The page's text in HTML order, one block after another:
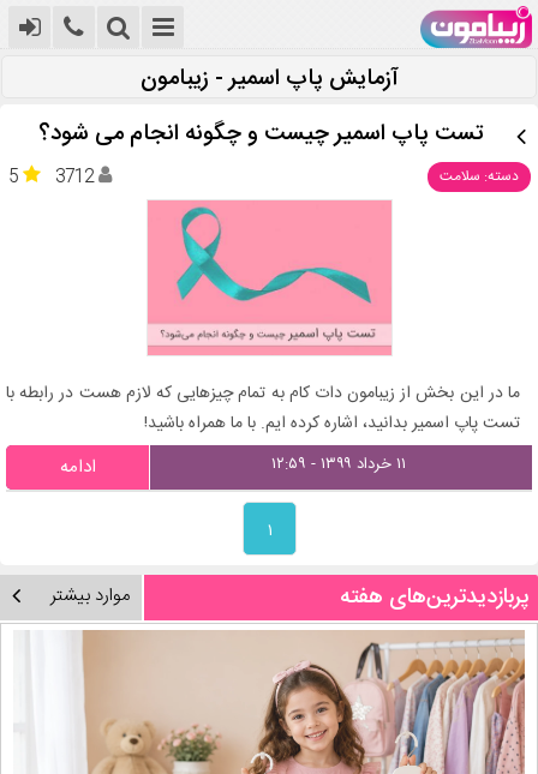
آزمایش پاپ اسمیر - زیبامون
تست پاپ اسمیر چیست و چگونه انجام می شود؟
دسته: سلامت 5 3712
ما در این بخش از زیبامون دات کام به تمام چیزهایی که لازم هست در رابطه با
تست پاپ اسمیر بدانید، اشاره کرده ایم. با ما همراه باشید!
۱۱ خرداد ۱۳۹۹ - ۱۲:۵۹ ادامه
۱
پربازدیدترین‌های هفته موارد بیشتر